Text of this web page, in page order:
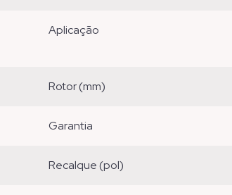
aplicação
rotor (mm)
garantia
recalque (pol)